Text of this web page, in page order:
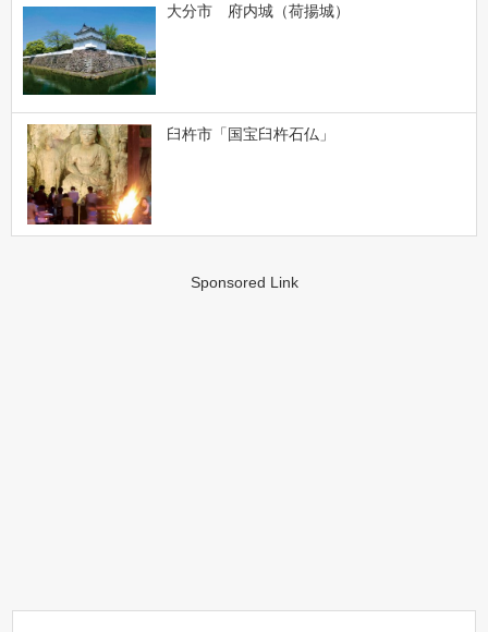
大分市 府内城（荷揚城）
臼杵市「国宝臼杵石仏」
Sponsored Link